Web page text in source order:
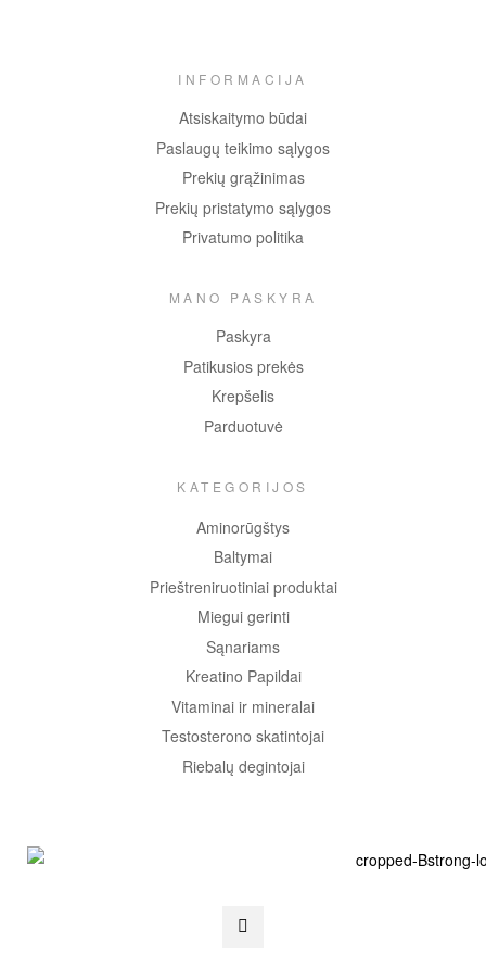
INFORMACIJA
Atsiskaitymo būdai
Paslaugų teikimo sąlygos
Prekių grąžinimas
Prekių pristatymo sąlygos
Privatumo politika
MANO PASKYRA
Paskyra
Patikusios prekės
Krepšelis
Parduotuvė
KATEGORIJOS
Aminorūgštys
Baltymai
Prieštreniruotiniai produktai
Miegui gerinti
Sąnariams
Kreatino Papildai
Vitaminai ir mineralai
Testosterono skatintojai
Riebalų degintojai